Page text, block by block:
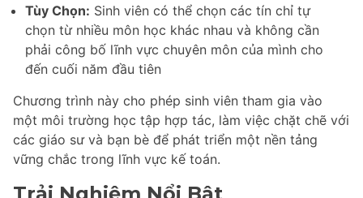
Tùy Chọn: Sinh viên có thể chọn các tín chỉ tự
chọn từ nhiều môn học khác nhau và không cần
phải công bố lĩnh vực chuyên môn của mình cho
đến cuối năm đầu tiên
Chương trình này cho phép sinh viên tham gia vào
một môi trường học tập hợp tác, làm việc chặt chẽ với
các giáo sư và bạn bè để phát triển một nền tảng
vững chắc trong lĩnh vực kế toán.